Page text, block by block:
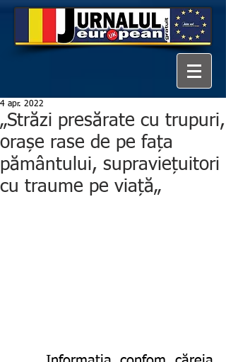
„Străzi presărate cu trupuri,
orașe rase de pe fața
pământului, supraviețuitori
cu traume pe viață„
4 apr. 2022